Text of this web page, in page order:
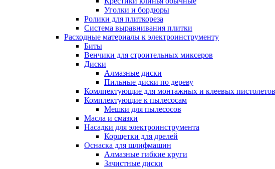
Уголки и бордюры
Ролики для плиткореза
Система выравнивания плитки
Расходные материалы к электроинструменту
Биты
Венчики для строительных миксеров
Диски
Алмазные диски
Пильные диски по дереву
Комлпектующие для монтажных и клеевых пистолетов
Комплектующие к пылесосам
Мешки для пылесосов
Масла и смазки
Насадки для электроинструмента
Корщетки для дрелей
Оснаска для шлифмашин
Алмазные гибкие круги
Зачистные диски